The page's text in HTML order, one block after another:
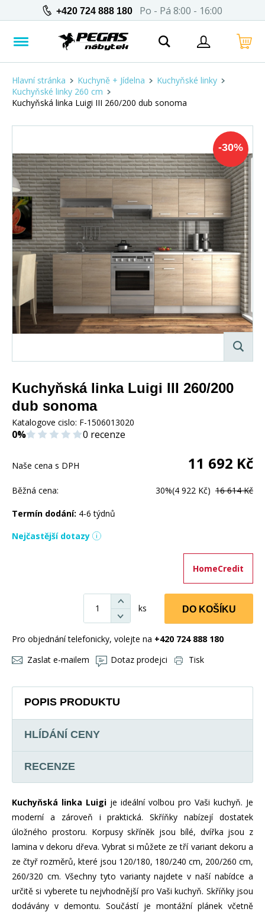
+420 724 888 180 Po - Pá 8:00 - 16:00
Hlavní stránka Kuchyně + Jídelna
Kuchyňské linky
Kuchyňské linky 260 cm
Kuchyňská linka Luigi III 260/200 dub sonoma
-30%
Kuchyňská linka Luigi III 260/200
dub sonoma
Katalogove cislo: F-1506013020
0% 0 recenze
Naše cena s DPH 11 692 Kč
Běžná cena: 30%(4 922 Kč) 16 614 Kč
Termín dodání: 4-6 týdnů
Nejčastější dotazy
HomeCredit
ks DO KOŠÍKU
Pro objednání telefonicky, volejte na +420 724 888 180
Zaslat e-mailem
Dotaz prodejci Tisk
POPIS PRODUKTU
HLÍDÁNÍ CENY
RECENZE
Kuchyňská linka Luigi je ideální volbou pro Vaši kuchyň. Je
moderní a zároveň i praktická. Skříňky nabízejí dostatek
úložného prostoru. Korpusy skříněk jsou bílé, dvířka jsou z
lamina v dekoru dřeva. Vybrat si můžete ze tří variant dekoru a
ze čtyř rozměrů, které jsou 120/180, 180/240 cm, 200/260 cm,
260/320 cm. Všechny tyto varianty najdete v naší nabídce a
určitě si vyberete tu nejvhodnější pro Vaši kuchyň. Skříňky jsou
dodávány v demontu. Součástí je montážní plánek včetně